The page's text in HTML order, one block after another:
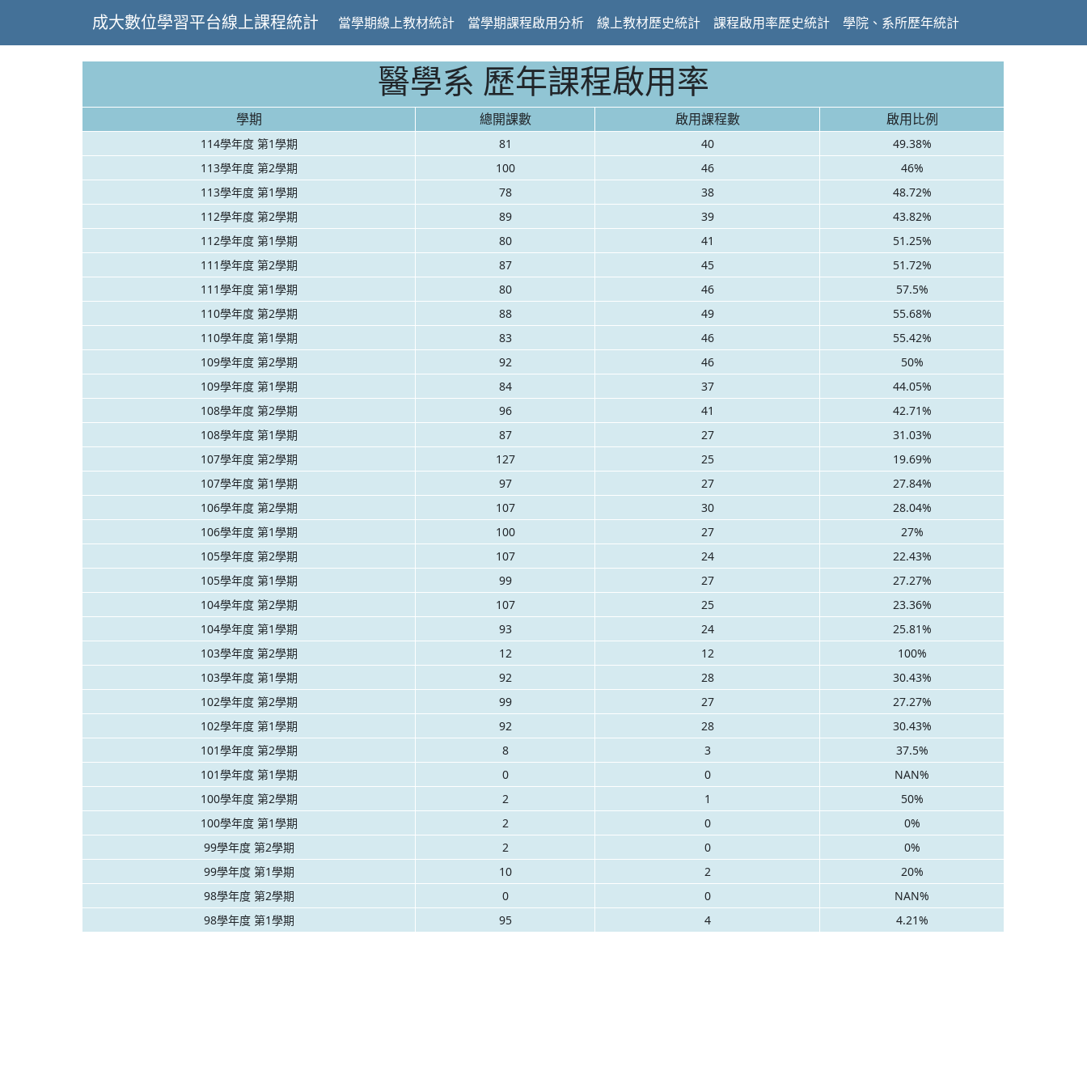
成大數位學習平台線上課程統計 當學期線上教材統計 當學期課程啟用分析 線上教材歷史統計 課程啟用率歷史統計 學院、系所歷年統計
醫學系 歷年課程啟用率
學期 總開課數 啟用課程數 啟用比例
114學年度 第1學期 81 40
49.38%
113學年度 第2學期
100 46
46%
113學年度 第1學期
78 38
48.72%
112學年度 第2學期
89 39
43.82%
112學年度 第1學期
80 41
51.25%
111學年度 第2學期
87 45
51.72%
111學年度 第1學期
80 46
57.5%
110學年度 第2學期
88 49
55.68%
110學年度 第1學期
83 46
55.42%
109學年度 第2學期
92 46
50%
109學年度 第1學期
84 37
44.05%
108學年度 第2學期
96 41
42.71%
108學年度 第1學期
87 27
31.03%
107學年度 第2學期
127 25
19.69%
107學年度 第1學期
97 27
27.84%
106學年度 第2學期
107 30
28.04%
106學年度 第1學期
100 27
27%
105學年度 第2學期
107 24
22.43%
105學年度 第1學期
99 27
27.27%
104學年度 第2學期
107 25
23.36%
104學年度 第1學期
93 24
25.81%
103學年度 第2學期
12 12
100%
103學年度 第1學期
92 28
30.43%
102學年度 第2學期
99 27
27.27%
102學年度 第1學期
92 28
30.43%
101學年度 第2學期
8 3
37.5%
101學年度 第1學期
0 0
NAN%
100學年度 第2學期
2 1
50%
100學年度 第1學期
2 0
0%
99學年度 第2學期
2 0
0%
99學年度 第1學期
10 2
20%
98學年度 第2學期
0 0
NAN%
98學年度 第1學期
95 4 4.21%